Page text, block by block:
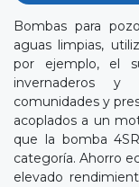
Bombas para
aguas limpias,
por ejemplo, el
invernaderos y
comunidades y
acoplados a un
que la bomba
categoría. Ahorro
elevado